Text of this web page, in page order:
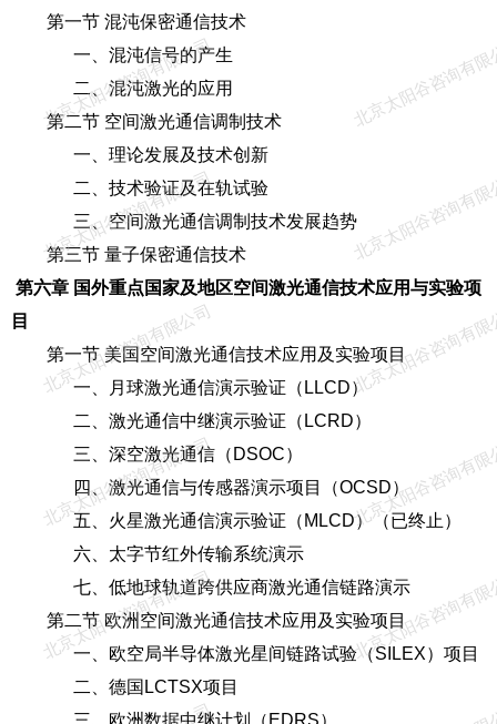
第一节 混沌保密通信技术
一、混沌信号的产生
二、混沌激光的应用
第二节 空间激光通信调制技术
一、理论发展及技术创新
二、技术验证及在轨试验
三、空间激光通信调制技术发展趋势
第三节 量子保密通信技术
第六章 国外重点国家及地区空间激光通信技术应用与实验项
目
第一节 美国空间激光通信技术应用及实验项目
一、月球激光通信演示验证（LLCD）
二、激光通信中继演示验证（LCRD）
三、深空激光通信（DSOC）
四、激光通信与传感器演示项目（OCSD）
五、火星激光通信演示验证（MLCD）（已终止）
六、太字节红外传输系统演示
七、低地球轨道跨供应商激光通信链路演示
第二节 欧洲空间激光通信技术应用及实验项目
一、欧空局半导体激光星间链路试验（SILEX）项目
二、德国LCTSX项目
北京太阳谷咨询有限公司
北京太阳谷咨询
北京太阳谷咨询有限公司
北京太阳谷咨询有
北京太阳谷咨询有限公司
北京太阳谷咨询有
北京太阳谷咨询有限公司
北京太阳谷咨询有
北京太阳谷咨询有限公司
北京太阳谷咨询有